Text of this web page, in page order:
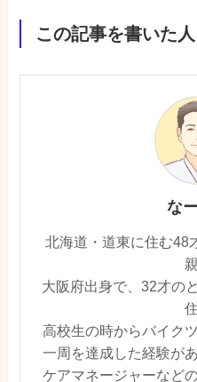
この記事を書いた人
な
北海道・道東に住む48
大阪府出身で、32才の
高校生の時からバイク
一周を達成した経験が
ケアマネージャーなど